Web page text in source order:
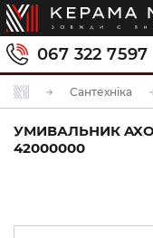
067 322 7597
Сантехніка
УМИВАЛЬНИК
42000000